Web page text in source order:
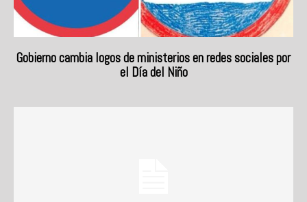
Gobierno cambia logos de ministerios en redes sociales por
el Día del Niño